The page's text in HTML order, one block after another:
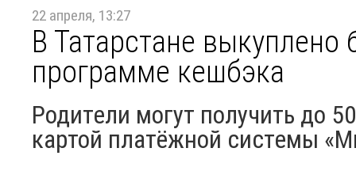
22 апреля, 13:27
В Татарстане выкуплено
программе кешбэка
Родители могут получить до
картой платёжной системы